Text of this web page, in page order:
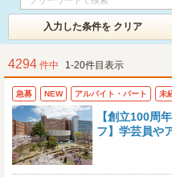
入力した条件を クリア
4294 件中 1-20件目表示
急募 NEW アルバイト・パート 未
【創立100周
フ】学芸員や